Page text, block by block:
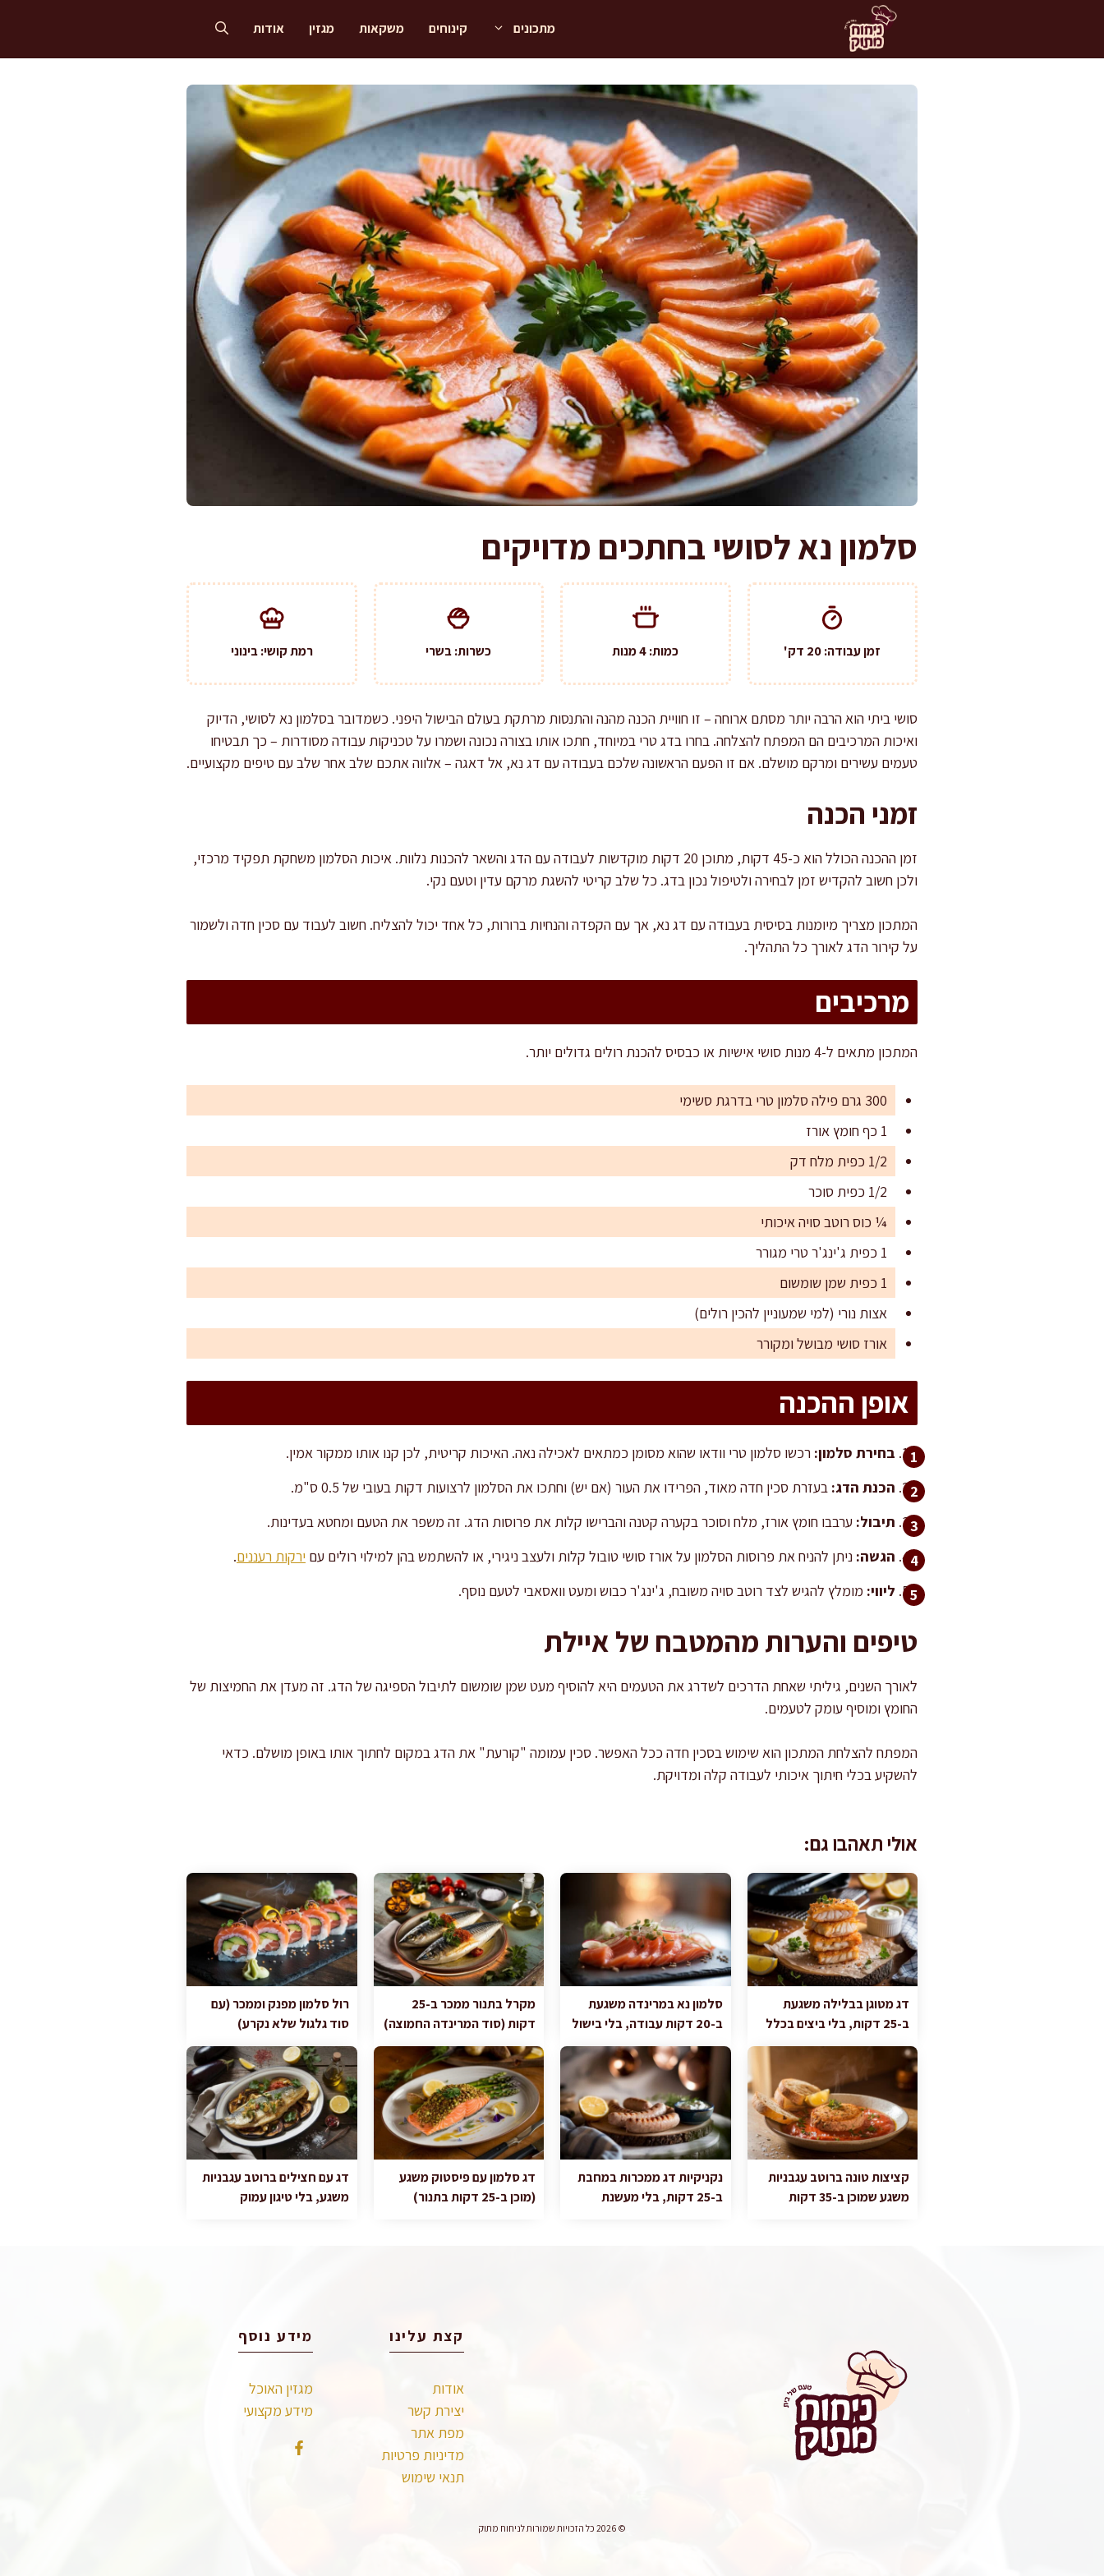
מתכונים קינוחים משקאות מגזין אודות
סלמון נא לסושי בחתכים מדויקים
זמן עבודה: 20 דק' כמות: 4 מנות כשרות: בשרי רמת קושי: בינוני
סושי ביתי הוא הרבה יותר מסתם ארוחה – זו חוויית הכנה מהנה והתנסות מרתקת בעולם הבישול היפני. כשמדובר בסלמון נא לסושי, הדיוק
ואיכות המרכיבים הם המפתח להצלחה. בחרו בדג טרי במיוחד, חתכו אותו בצורה נכונה ושמרו על טכניקות עבודה מסודרות – כך תבטיחו
טעמים עשירים ומרקם מושלם. אם זו הפעם הראשונה שלכם בעבודה עם דג נא, אל דאגה – אלווה אתכם שלב אחר שלב עם טיפים מקצועיים.
זמני הכנה
זמן ההכנה הכולל הוא כ-45 דקות, מתוכן 20 דקות מוקדשות לעבודה עם הדג והשאר להכנות נלוות. איכות הסלמון משחקת תפקיד מרכזי,
ולכן חשוב להקדיש זמן לבחירה ולטיפול נכון בדג. כל שלב קריטי להשגת מרקם עדין וטעם נקי.
המתכון מצריך מיומנות בסיסית בעבודה עם דג נא, אך עם הקפדה והנחיות ברורות, כל אחד יכול להצליח. חשוב לעבוד עם סכין חדה ולשמור
על קירור הדג לאורך כל התהליך.
מרכיבים
המתכון מתאים ל-4 מנות סושי אישיות או כבסיס להכנת רולים גדולים יותר.
300 גרם פילה סלמון טרי בדרגת סשימי
1 כף חומץ אורז
1/2 כפית מלח דק
1/2 כפית סוכר
¼ כוס רוטב סויה איכותי
1 כפית ג'ינג'ר טרי מגורר
1 כפית שמן שומשום
אצות נורי (למי שמעוניין להכין רולים)
אורז סושי מבושל ומקורר
אופן ההכנה
בחירת סלמון: רכשו סלמון טרי וודאו שהוא מסומן כמתאים לאכילה נאה. האיכות קריטית, לכן קנו אותו ממקור אמין.
הכנת הדג: בעזרת סכין חדה מאוד, הפרידו את העור (אם יש) וחתכו את הסלמון לרצועות דקות בעובי של 0.5 ס"מ.
תיבול: ערבבו חומץ אורז, מלח וסוכר בקערה קטנה והברישו קלות את פרוסות הדג. זה משפר את הטעם ומחטא בעדינות.
הגשה: ניתן להניח את פרוסות הסלמון על אורז סושי טובול קלות ולעצב ניגירי, או להשתמש בהן למילוי רולים עם ירקות רעננים.
ליווי: מומלץ להגיש לצד רוטב סויה משובח, ג'ינג'ר כבוש ומעט וואסאבי לטעם נוסף.
טיפים והערות מהמטבח של איילת
לאורך השנים, גיליתי שאחת הדרכים לשדרג את הטעמים היא להוסיף מעט שמן שומשום לתיבול הספיגה של הדג. זה מעדן את החמיצות של
החומץ ומוסיף עומק לטעמים.
המפתח להצלחת המתכון הוא שימוש בסכין חדה ככל האפשר. סכין עמומה "קורעת" את הדג במקום לחתוך אותו באופן מושלם. כדאי
להשקיע בכלי חיתוך איכותי לעבודה קלה ומדויקת.
אולי תאהבו גם:
דג מטוגן בבלילה משגעת
ב-25 דקות, בלי ביצים בכלל
סלמון נא במרינדה משגעת
ב-20 דקות עבודה, בלי בישול
מקרל בתנור ממכר ב-25
דקות (סוד המרינדה החמוצה)
רול סלמון מפנק וממכר (עם
סוד גלגול שלא נקרע)
קציצות טונה ברוטב עגבניות
משגע שמוכן ב-35 דקות
נקניקיות דג ממכרות במחבת
ב-25 דקות, בלי מעשנת
דג סלמון עם פיסטוק משגע
(מוכן ב-25 דקות בתנור)
דג עם חצילים ברוטב עגבניות
משגע, בלי טיגון עמוק
קצת עלינו
אודות
יצירת קשר
מפת אתר
מדיניות פרטיות
תנאי שימוש
מידע נוסף
מגזין האוכל
מידע מקצועי
© 2026 כל הזכויות שמורות לניחוח מתוק